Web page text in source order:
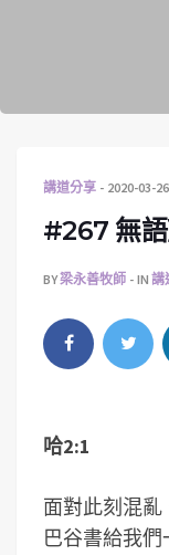
講道分享 2020-03-26
#267 無
BY梁永善牧師 IN 講
哈2:1
面對此刻混
巴谷書給我